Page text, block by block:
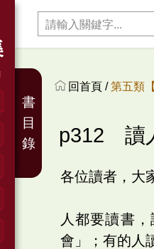
回首頁 /第五類
p312 讀
各位讀者，大
人都要讀書
會」；有的人
書
目
錄